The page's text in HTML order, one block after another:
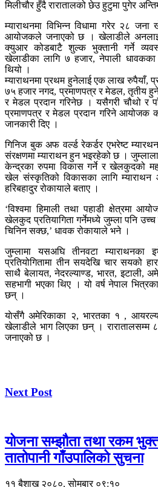
मिलीचौर हुँदै रारातालको छेउ हुटुमा पुगेर
म्याराथनमा विभिन्न विधामा गरेर २८
आयोजकले जनाएको छ । खेलाडीले
क्युआर कोडबाटै शुल्क भुक्तानी गर्ने
खेलाडीका लागि ७ हजार, नेपाली
थियो ।
म्याराथनमा प्रथम हुनेलाई एक लाख रुपैयाँ,
७५ हजार नगद, प्रमाणपत्र र मेडल, तृतीय
र मेडल प्रदान गरिनेछ । यसैगरी चौथो र
प्रमाणपत्र र मेडल प्रदान गरिने आयोजक
जानकारी दिए ।
गिनिज बुक अफ वर्ल्ड रेकर्डर एभरेष्ट म्यारथन
संरक्षणमा म्याराथन हुन भइरहेको छ ।
केन्द्रका रुपमा विकास गर्ने र खेलकुदको
खेल संस्कृतिको विकासका लागि म्याराथन
हरिबहादुर रोकायाले बताए ।
‘विश्वमा हिमाली तथा पहाडी क्षेत्रमा
खेलकुद प्रतियागिता गर्नेमध्ये जुम्ला पनि
चिनिन सक्छ,’ धावक रोकायाले भने ।
जुम्लामा यसअघि तीनवटा
प्रतियोगितामा तीन सयदेखि चार सयको
साथै बेलायत, नेदरल्याण्ड, भारत, इटाली,
सहभागी भएका थिए । यो वर्ष नेपाल
छन् ।
याेसँगै अमेरिकाका २, भारतका १ ,
खेलाडीले भाग लिएका छन् ।
जनाएको छ ।
Next Post
योजना सम्झौता तथा रकम
तातोपानी गाँउपालिको सुचना
११ बैशाख २०८०, सोमबार ०९:१०